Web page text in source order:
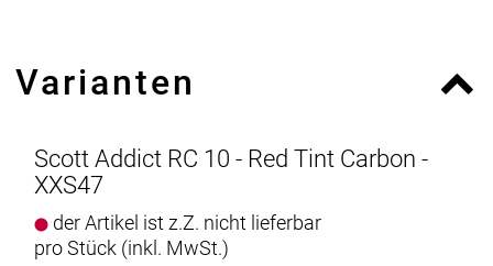
48/35 T
Innenlager: SRAM DUB PF ROAD 86.5
Brake System
Bremsen hinten: SRAM FORCE eTap AXS HRD Shift-
Bremsscheibe vorne: SRAM CenterLine XR rotor
160mm
Varianten
Scott Addict RC 10 - Red Tint Carbon -
XXS47
der Artikel ist z.Z. nicht lieferbar
pro Stück (inkl. MwSt.)